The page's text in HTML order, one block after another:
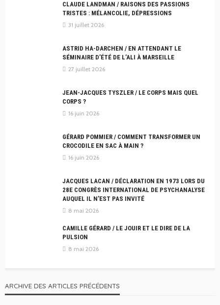
CLAUDE LANDMAN / RAISONS DES PASSIONS
TRISTES : MÉLANCOLIE, DÉPRESSIONS
31 juillet 2026
ASTRID HA-DARCHEN / EN ATTENDANT LE
SÉMINAIRE D’ÉTÉ DE L’ALI À MARSEILLE
27 juillet 2026
JEAN-JACQUES TYSZLER / LE CORPS MAIS QUEL
CORPS ?
16 juin 2026
GÉRARD POMMIER / COMMENT TRANSFORMER UN
CROCODILE EN SAC À MAIN ?
16 juin 2026
JACQUES LACAN / DÉCLARATION EN 1973 LORS DU
28E CONGRÈS INTERNATIONAL DE PSYCHANALYSE
AUQUEL IL N’EST PAS INVITÉ
8 mai 2026
CAMILLE GÉRARD / LE JOUIR ET LE DIRE DE LA
PULSION
8 mai 2026
ARCHIVE DES ARTICLES PRÉCÉDENTS